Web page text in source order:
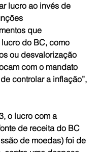
lucro ao invés de
que
do BC, como
ou desvalorização
com o mandato
controlar a inflação”,
o lucro com a
de receita do BC
de moedas) foi de